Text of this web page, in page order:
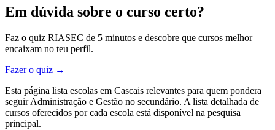
Em dúvida sobre o curso certo?
Faz o quiz RIASEC de 5 minutos e descobre que cursos melhor
encaixam no teu perfil.
Fazer o quiz →
Esta página lista escolas em Cascais relevantes para quem pondera
seguir Administração e Gestão no secundário. A lista detalhada de
cursos oferecidos por cada escola está disponível na pesquisa
principal.